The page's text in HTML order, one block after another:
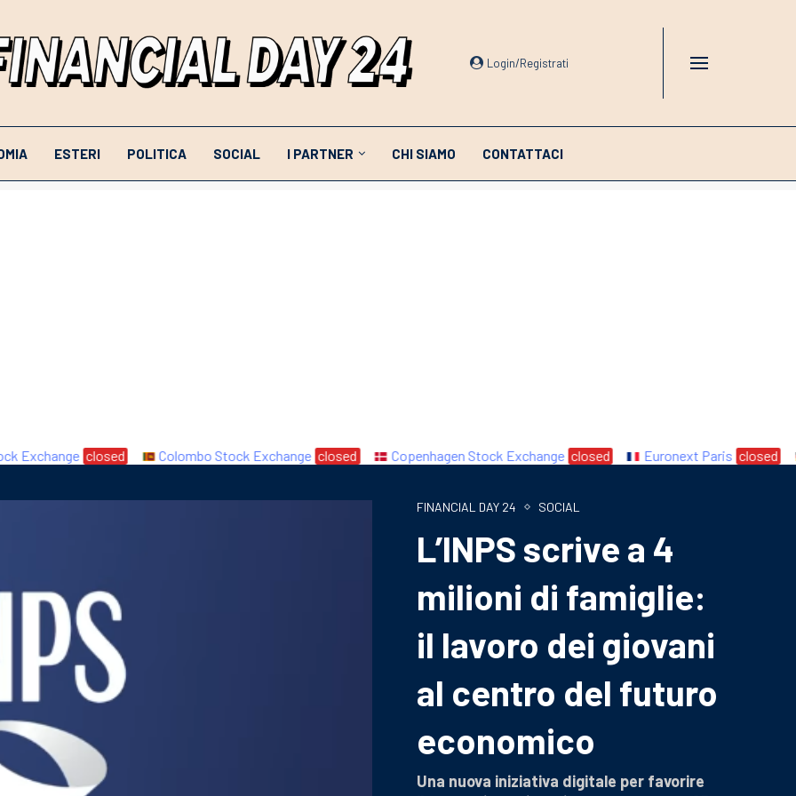
Login/Registrati
ESTERI POLITICA SOCIAL I PARTNER CHI SIAMO CONTATTACI
closed Colombo Stock Exchange closed Copenhagen Stock Exchange closed Euronext Paris closed
FINANCIAL DAY 24 SOCIAL
L’INPS scrive a 4
milioni di famiglie:
il lavoro dei giovani
al centro del futuro
economico
Una nuova iniziativa digitale per favorire